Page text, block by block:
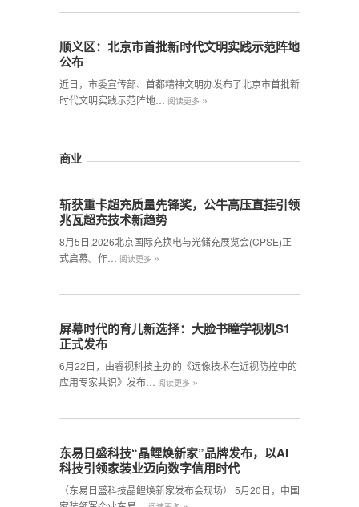
顺义区：北京市首批新时代文明实践示范阵地
公布
近日，市委宣传部、首都精神文明办发布了北京市首批新
时代文明实践示范阵地…
阅读更多 »
商业
斩获重卡超充质量先锋奖，公牛高压直挂引领
兆瓦超充技术新趋势
8月5日,2026北京国际充换电与光储充展览会(CPSE)正
式启幕。作…
阅读更多 »
屏幕时代的育儿新选择：大脸书瞳学视机S1
正式发布
6月22日，由睿视科技主办的《远像技术在近视防控中的
应用专家共识》发布…
阅读更多 »
东易日盛科技“晶鲤焕新家”品牌发布，以AI
科技引领家装业迈向数字信用时代
（东易日盛科技晶鲤焕新家发布会现场） 5月20日，中国